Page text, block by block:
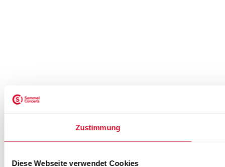
Zustimmung
Diese Webseite verwendet Cookies